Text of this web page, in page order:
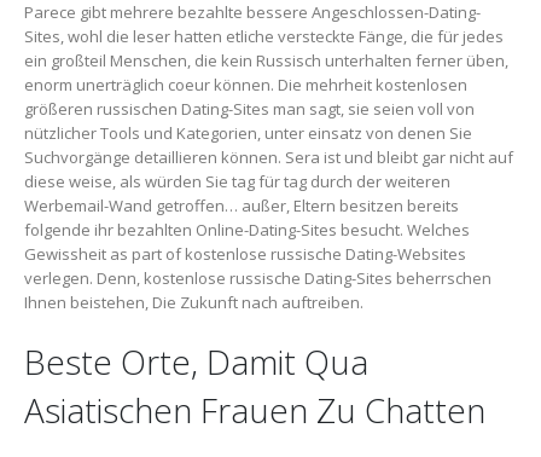
Parece gibt mehrere bezahlte bessere Angeschlossen-Dating-
Sites, wohl die leser hatten etliche versteckte Fänge, die für jedes
ein großteil Menschen, die kein Russisch unterhalten ferner üben,
enorm unerträglich coeur können. Die mehrheit kostenlosen
größeren russischen Dating-Sites man sagt, sie seien voll von
nützlicher Tools und Kategorien, unter einsatz von denen Sie
Suchvorgänge detaillieren können. Sera ist und bleibt gar nicht auf
diese weise, als würden Sie tag für tag durch der weiteren
Werbemail-Wand getroffen… außer, Eltern besitzen bereits
folgende ihr bezahlten Online-Dating-Sites besucht. Welches
Gewissheit as part of kostenlose russische Dating-Websites
verlegen. Denn, kostenlose russische Dating-Sites beherrschen
Ihnen beistehen, Die Zukunft nach auftreiben.
Beste Orte, Damit Qua
Asiatischen Frauen Zu Chatten